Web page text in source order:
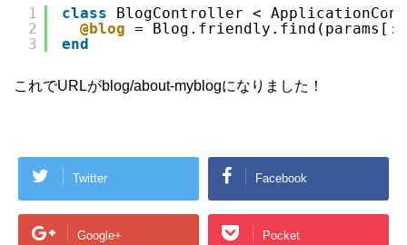
い
て
t
a
つ
1
2
3
class
BlogController <
@blog = Blog.friendly.find(params[
end
これでURLがblog/about-myblogになりました！
Twitter Facebook
Google+ Pocket